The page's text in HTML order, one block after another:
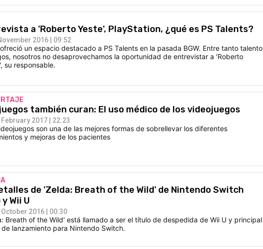
a 'Roberto Yeste', PlayStation, ¿qué es PS Talents?
2016 | 09:52
un espacio destacado a PS Talents en la pasada BGW. Entre tanto talento
nosotros no desaprovechamos la oportunidad de entrevistar a 'Roberto
su responsable.
también curan: El uso médico de los videojuegos
2017 | 22:23
son una de las mejores formas de sobrellevar los diferentes
y mejoras de los pacientes
de 'Zelda: Breath of the Wild' de Nintendo Switch
Wii U
October 2016 | 00:30
Breath of the Wild' está llamado a ser el título de despedida de Wii U y principal
de lanzamiento para Nintendo Switch.